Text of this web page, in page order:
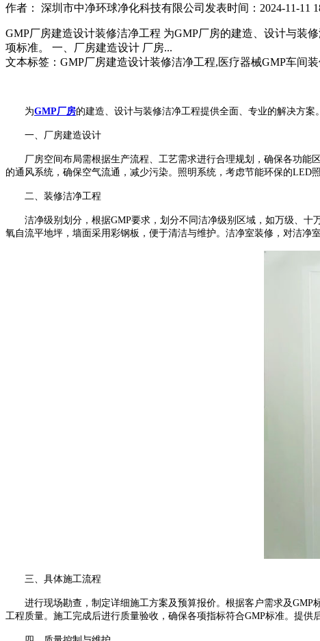
作者： 深圳市中净环球净化科技有限公司 发表时间：2024-11-11
GMP厂房建造设计装修洁净工程 为GMP厂房的建造、设计与装
项标准。 一、厂房建造设计 厂房...
文本标签：GMP厂房建造设计装修洁净工程,医疗器械GMP车间
为GMP厂房的建造、设计与装修洁净工程提供全面、专业的解决方
一、厂房建造设计
厂房空间布局需根据生产流程、工艺需求进行合理规划，确保各功能
的通风系统，确保空气流通，减少污染。照明系统，考虑节能环保的LED
二、装修洁净工程
洁净级别划分，根据GMP要求，划分不同洁净级别区域，如万级、十
氧自流平地坪，墙面采用彩钢板，便于清洁与维护。洁净室装修，对洁净
三、具体施工流程
进行现场勘查，制定详细施工方案及预算报价。根据客户需求及GMP
工程质量。施工完成后进行质量验收，确保各项指标符合GMP标准。提供